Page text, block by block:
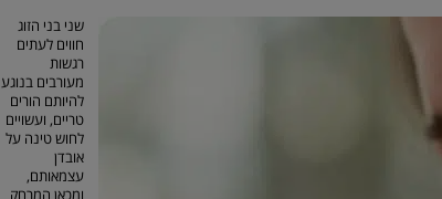
שני בני הזוג
חווים לעתים
רגשות
מעורבים בנוגע
להיותם הורים
טריים, ועשויים
לחוש טינה על
אובדן
עצמאותם,
ומכאן המרחק